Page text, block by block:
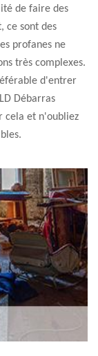
de faire des
ce sont des
profanes ne
très complexes.
d'entrer
Débarras
cela et n'oubliez